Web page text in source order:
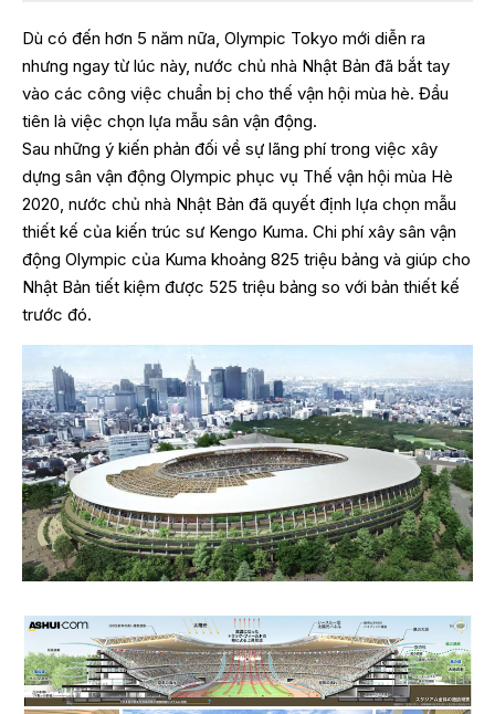
Dù có đến hơn 5 năm nữa, Olympic Tokyo mới diễn ra
nhưng ngay từ lúc này, nước chủ nhà Nhật Bản đã bắt tay
vào các công việc chuẩn bị cho thế vận hội mùa hè. Đầu
tiên là việc chọn lựa mẫu sân vận động.
Sau những ý kiến phản đối về sự lãng phí trong việc xây
dựng sân vận động Olympic phục vụ Thế vận hội mùa Hè
2020, nước chủ nhà Nhật Bản đã quyết định lựa chọn mẫu
thiết kế của kiến trúc sư Kengo Kuma. Chi phí xây sân vận
động Olympic của Kuma khoảng 825 triệu bảng và giúp cho
Nhật Bản tiết kiệm được 525 triệu bảng so với bản thiết kế
trước đó.